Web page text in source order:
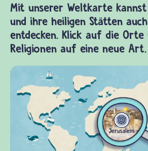
Mit unserer Weltkarte
und ihre heiligen Stätten
entdecken. Klick auf die Orte
Religionen auf eine neue Art.